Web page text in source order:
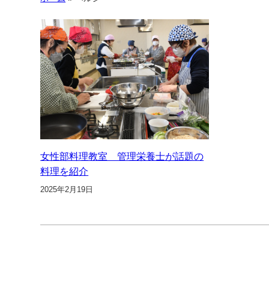
女性部料理教室 管理栄養士が話題の
料理を紹介
2025年2月19日